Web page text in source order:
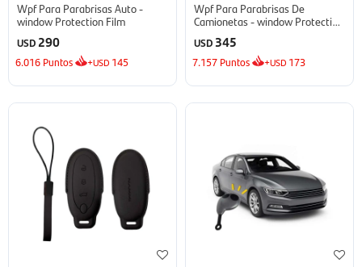
Wpf Para Parabrisas Auto -
window Protection Film
USD 290
6.016 Puntos +USD 145
Wpf Para Parabrisas De
Camionetas - window Protection
USD 345
7.157 Puntos +USD 173